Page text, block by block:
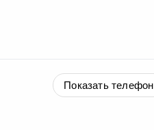
Показать телефон